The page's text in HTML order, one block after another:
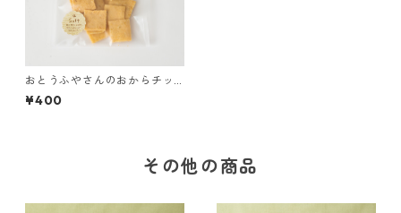
おとうふやさんのおからチッ
プス【塩】
¥400
その他の商品